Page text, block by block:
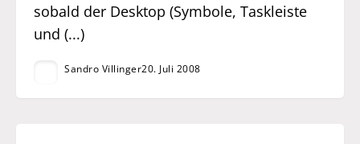
sobald der Desktop (Symbole, Taskleiste
und (...)
Sandro Villinger20. Juli 2008